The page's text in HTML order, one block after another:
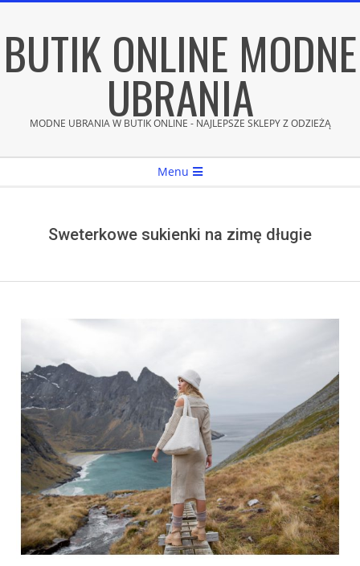
content
BUTIK ONLINE MODNE
UBRANIA
MODNE UBRANIA W BUTIK ONLINE - NAJLEPSZE SKLEPY Z ODZIEŻĄ
Menu
Sweterkowe sukienki na zimę długie